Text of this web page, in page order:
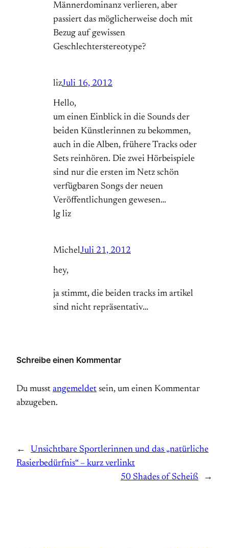
Männerdominanz verlieren, aber
passiert das möglicherweise doch mit
Bezug auf gewissen
Geschlechterstereotype?
lizJuli 16, 2012
Hello,
um einen Einblick in die Sounds der
beiden Künstlerinnen zu bekommen,
auch in die Alben, frühere Tracks oder
Sets reinhören. Die zwei Hörbeispiele
sind nur die ersten im Netz schön
verfügbaren Songs der neuen
Veröffentlichungen gewesen…
lg liz
MichelJuli 21, 2012
hey,
ja stimmt, die beiden tracks im artikel
sind nicht repräsentativ…
Schreibe einen Kommentar
Du musst angemeldet sein, um einen Kommentar
abzugeben.
←
Unsichtbare Sportlerinnen und das „natürliche
Rasierbedürfnis“ – kurz verlinkt
50 Shades of Scheiß
→